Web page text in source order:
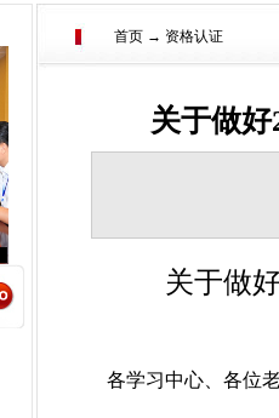
首页 → 资格认证
关于做
关于做
各学习中心、各位